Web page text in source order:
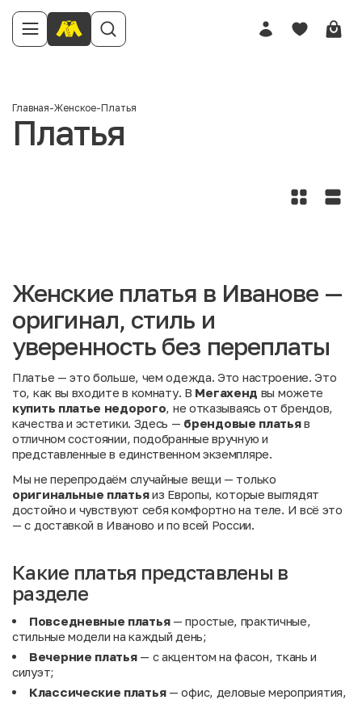
Главная-Женское-Платья
Платья
Женские платья в Иванове —
оригинал, стиль и
уверенность без переплаты
Платье — это больше, чем одежда. Это настроение. Это
то, как вы входите в комнату. В Мегахенд вы можете
купить платье недорого, не отказываясь от брендов,
качества и эстетики. Здесь — брендовые платьяв
отличном состоянии, подобранные вручную и
представленные в единственном экземпляре.
Мы не перепродаём случайные вещи — только
оригинальные платьяиз Европы, которые выглядят
достойно и чувствуют себя комфортно на теле. И всё это
— с доставкой в Иваново и по всей России.
Какие платья представлены в
разделе
Повседневные платья— простые, практичные,
стильные модели на каждый день;
Вечерние платья— с акцентом на фасон, ткань и
силуэт;
Классические платья— офис, деловые мероприятия,